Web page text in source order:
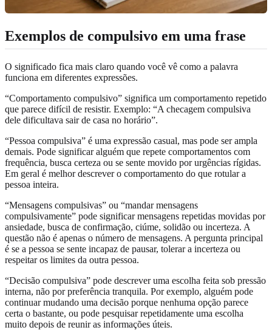
Exemplos de compulsivo em uma frase
O significado fica mais claro quando você vê como a palavra
funciona em diferentes expressões.
“Comportamento compulsivo” significa um comportamento repetido
que parece difícil de resistir. Exemplo: “A checagem compulsiva
dele dificultava sair de casa no horário”.
“Pessoa compulsiva” é uma expressão casual, mas pode ser ampla
demais. Pode significar alguém que repete comportamentos com
frequência, busca certeza ou se sente movido por urgências rígidas.
Em geral é melhor descrever o comportamento do que rotular a
pessoa inteira.
“Mensagens compulsivas” ou “mandar mensagens
compulsivamente” pode significar mensagens repetidas movidas por
ansiedade, busca de confirmação, ciúme, solidão ou incerteza. A
questão não é apenas o número de mensagens. A pergunta principal
é se a pessoa se sente incapaz de pausar, tolerar a incerteza ou
respeitar os limites da outra pessoa.
“Decisão compulsiva” pode descrever uma escolha feita sob pressão
interna, não por preferência tranquila. Por exemplo, alguém pode
continuar mudando uma decisão porque nenhuma opção parece
certa o bastante, ou pode pesquisar repetidamente uma escolha
muito depois de reunir as informações úteis.